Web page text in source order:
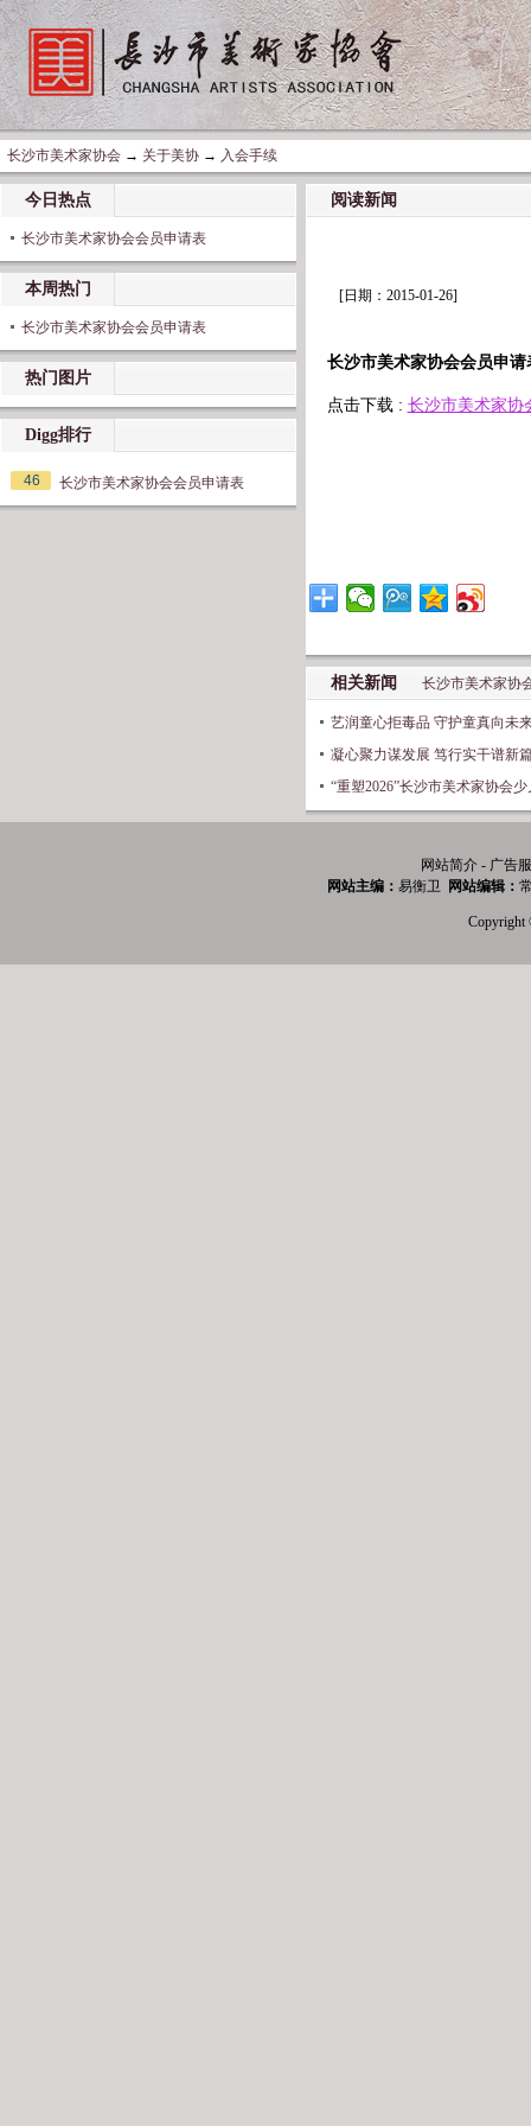
长沙市美术家协会 → 关于美协 → 入会手续
今日热点
长沙市美术家协会会员申请表
本周热门
长沙市美术家协会会员申请表
热门图片
Digg排行
46 长沙市美术家协会会员申请表
阅读新闻
[日期：2015-01-26]
长沙市美术家协会会员申请
点击下载 : 长沙市美术家协
相关新闻 长沙市美术家协
艺润童心拒毒品 守护童真向未
凝心聚力谋发展 笃行实干谱新
“重塑2026”长沙市美术家协会少
网站简介 - 广告
网站主编： 易衡卫 网站编辑：